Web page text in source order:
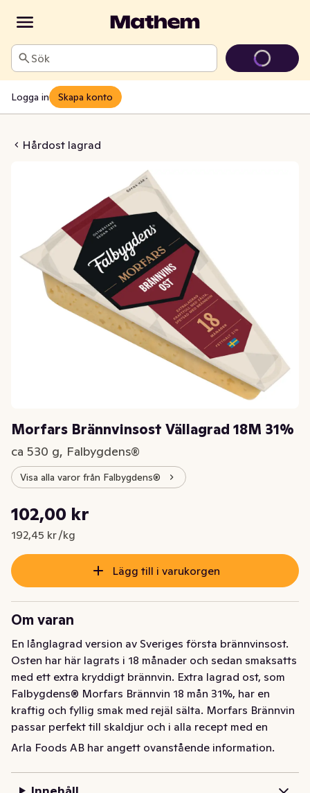
Sök
Logga in Skapa konto
Hårdost lagrad
Vällagrad 18M 31%
Morfars Brännvinsost Vällagrad 18M 31%
ca 530 g, Falbygdens®
Visa alla varor från Falbygdens®
Nuvarande pris är: 102,00 kr
102,00 kr
192,45 kr /kg
Styckpris: 192,45 kr /kg
Lägg till i varukorgen
Om varan
En långlagrad version av Sveriges första brännvinsost.
Osten har här lagrats i 18 månader och sedan smaksatts
med ett extra kryddigt brännvin. Extra lagrad ost, som
Falbygdens® Morfars Brännvin 18 mån 31%, har en
kraftig och fyllig smak med rejäl sälta. Morfars Brännvin
passar perfekt till skaldjur och i alla recept med en
smakrik ost som ingrediens. Precis som annan vällagrad
servera som en lagrad hårdost till ostbrickan.
Arla Foods AB har angett ovanstående information.